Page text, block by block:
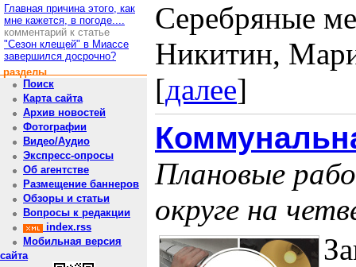
Главная причина этого, как
мне кажется, в погоде....
комментарий к статье
"Сезон клещей" в Миассе
завершился досрочно?
разделы
Поиск
Карта сайта
Архив новостей
Фотографии
Видео/Аудио
Экспресс-опросы
Об агентстве
Размещение баннеров
Обзоры и статьи
Вопросы к редакции
index.rss
Мобильная версия
сайта
Серебряные
Никитин,
[далее]
Плановые
округе на